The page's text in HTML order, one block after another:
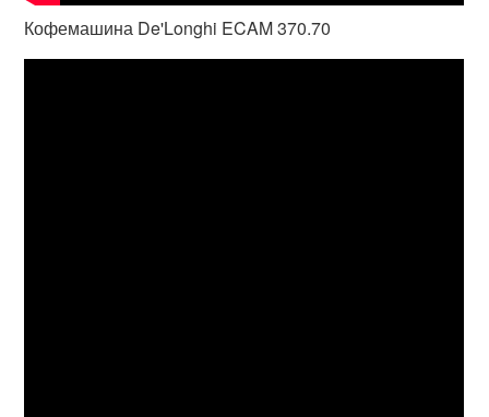
Кофемашина De'Longhi ECAM 370.70